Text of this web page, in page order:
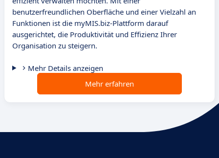
benutzerfreundlichen Oberfläche und einer Vielzahl an
Funktionen ist die myMIS.biz-Plattform darauf
ausgerichtet, die Produktivität und Effizienz Ihrer
Organisation zu steigern.
Mehr Details anzeigen
Mehr erfahren